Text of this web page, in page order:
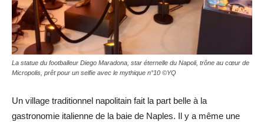
La statue du footballeur Diego Maradona, star éternelle du Napoli, trône au cœur de
Micropolis, prêt pour un selfie avec le mythique n°10 ©YQ
Un village traditionnel napolitain fait la part belle à la
gastronomie italienne de la baie de Naples. Il y a même une